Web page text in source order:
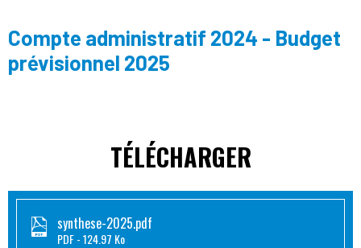
Compte administratif 2024 - Budget
prévisionnel 2025
TÉLÉCHARGER
synthese-2025.pdf
PDF 124.97 Ko